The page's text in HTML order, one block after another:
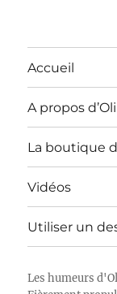
Accueil
A propos d’Oli
La boutique
Vidéos
Utiliser un
Les humeurs